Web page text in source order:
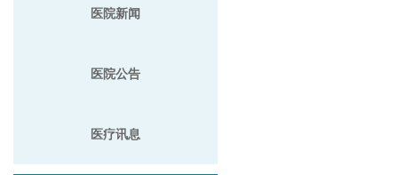
医院新闻
医院公告
医疗讯息